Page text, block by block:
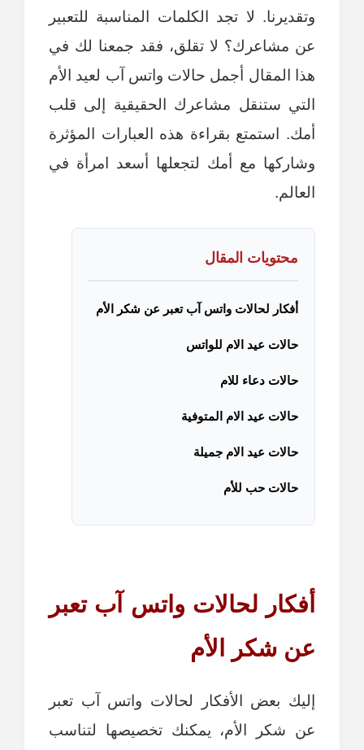
وتقديرنا. لا تجد الكلمات المناسبة للتعبير
عن مشاعرك؟ لا تقلق، فقد جمعنا لك في
هذا المقال أجمل حالات واتس آب لعيد الأم
التي ستنقل مشاعرك الحقيقية إلى قلب
أمك. استمتع بقراءة هذه العبارات المؤثرة
وشاركها مع أمك لتجعلها أسعد امرأة في
العالم.
محتويات المقال
أفكار لحالات واتس آب تعبر عن شكر الأم
حالات عيد الام للواتس
حالات دعاء للام
حالات عيد الام المتوفية
حالات عيد الام جميلة
حالات حب للأم
أفكار لحالات واتس آب تعبر
عن شكر الأم
إليك بعض الأفكار لحالات واتس آب تعبر
عن شكر الأم، يمكنك تخصيصها لتناسب